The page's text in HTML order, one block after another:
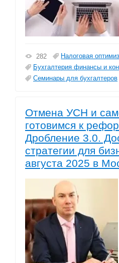
282 Налоговая
Бухгалтерия финансы и
Семинары для бухгалтеров
Отмена УСН и
готовимся к
Дробление 3.0.
стратегии для
августа 2025 в